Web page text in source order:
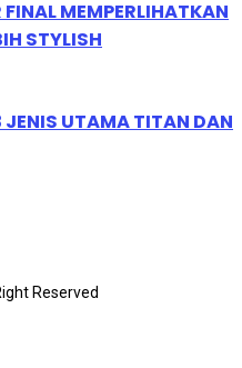
MEMPERLIHATKAN
STYLISH
UTAMA TITAN DAN
Reserved